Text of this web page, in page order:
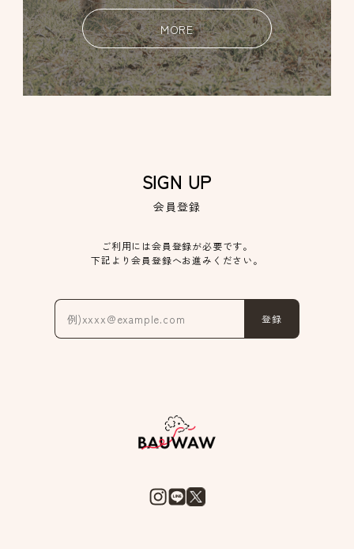
MORE
SIGN UP
会員登録
ご利用には会員登録が必要です。
下記より会員登録へお進みください。
登録